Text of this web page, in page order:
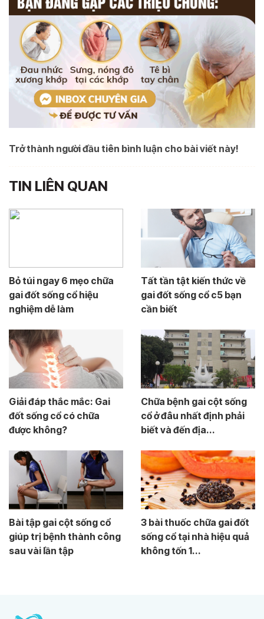
Trở thành người đầu tiên bình luận cho bài viết này!
TIN LIÊN QUAN
Bỏ túi ngay 6 mẹo chữa
gai đốt sống cổ hiệu
nghiệm dễ làm
Tất tần tật kiến thức về
gai đốt sống cổ c5 bạn
cần biết
Giải đáp thắc mắc: Gai
đốt sống cổ có chữa
được không?
Chữa bệnh gai cột sống
cổ ở đâu nhất định phải
biết và đến địa...
Bài tập gai cột sống cổ
giúp trị bệnh thành công
sau vài lần tập
3 bài thuốc chữa gai đốt
sống cổ tại nhà hiệu quả
không tốn 1...